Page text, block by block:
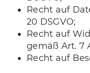
Recht auf
20 DSGVO;
Recht auf
gemäß Art. 7
Recht auf